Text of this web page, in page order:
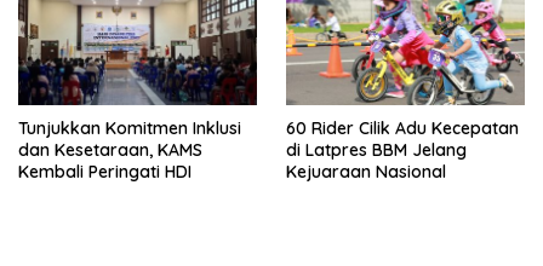
Tunjukkan Komitmen Inklusi
dan Kesetaraan, KAMS
Kembali Peringati HDI
60 Rider Cilik Adu Kecepatan
di Latpres BBM Jelang
Kejuaraan Nasional